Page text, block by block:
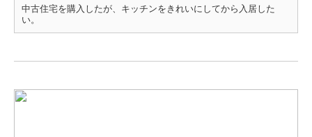
中古住宅を購入したが、キッチンをきれいにしてから入居した
い。